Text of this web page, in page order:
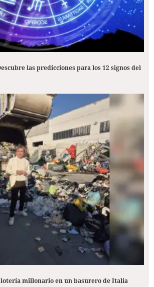
las predicciones para los 12 signos del
millonario en un basurero de Italia